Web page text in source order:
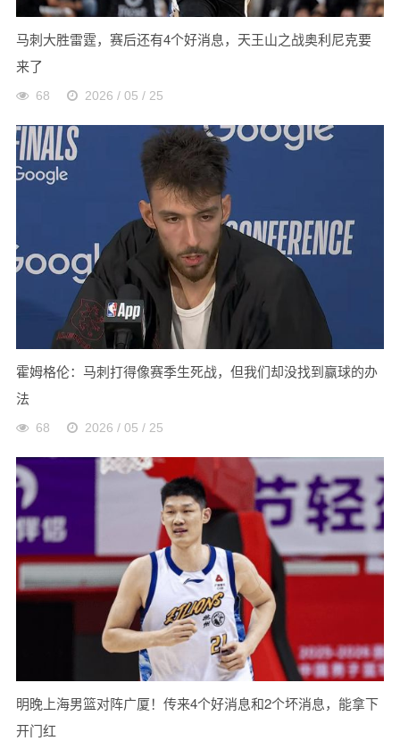
马刺大胜雷霆，赛后还有4个好消息，天王山之战奥利尼克要
来了
68 2026 / 05 / 25
霍姆格伦：马刺打得像赛季生死战，但我们却没找到赢球的办
法
68 2026 / 05 / 25
明晚上海男篮对阵广厦！传来4个好消息和2个坏消息，能拿下
开门红